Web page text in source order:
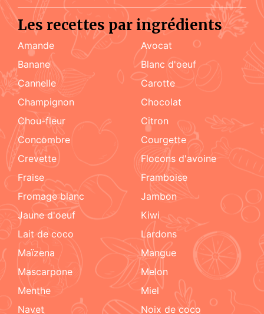
Les recettes par ingrédients
amande
Avocat
Banane
blanc d'oeuf
cannelle
carotte
champignon
chocolat
chou-fleur
citron
concombre
courgette
crevette
flocons d'avoine
fraise
framboise
fromage blanc
jambon
jaune d'oeuf
kiwi
lait de coco
lardons
maïzena
mangue
mascarpone
melon
menthe
miel
navet
noix de coco